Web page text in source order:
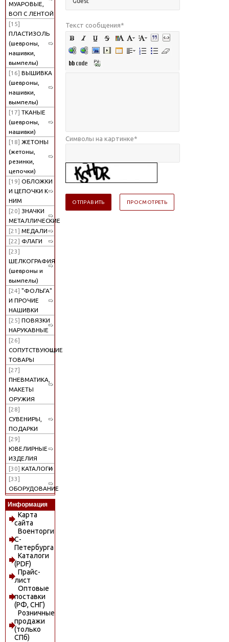
МУАРОВЫЕ,
ВОП С ЛЕНТОЙ
[15]
ПЛАСТИЗОЛЬ
(шевроны,
нашивки,
вымпелы)
[16] ВЫШИВКА
(шевроны,
нашивки,
вымпелы)
[17] ТКАНЫЕ
(шевроны,
нашивки)
[18] ЖЕТОНЫ
(жетоны,
резинки,
цепочки)
[19] ОБЛОЖКИ
И ЦЕПОЧКИ К
НИМ
[20] ЗНАЧКИ
МЕТАЛЛИЧЕСКИЕ
[21] МЕДАЛИ
[22] ФЛАГИ
[23]
ШЕЛКОГРАФИЯ
(шевроны и
вымпелы)
[24] "ФОЛЬГА"
И ПРОЧИЕ
НАШИВКИ
[25] ПОВЯЗКИ
НАРУКАВНЫЕ
[26]
СОПУТСТВУЮЩИЕ
ТОВАРЫ
[27]
ПНЕВМАТИКА,
МАКЕТЫ
ОРУЖИЯ
[28]
СУВЕНИРЫ,
ПОДАРКИ
[29]
ЮВЕЛИРНЫЕ
ИЗДЕЛИЯ
[30] КАТАЛОГИ
[33]
ОБОРУДОВАНИЕ
Информация
Карта
сайта
Военторги
С-
Петербурга
Каталоги
(PDF)
Прайс-
лист
Оптовые
поставки
(РФ, СНГ)
Розничные
продажи
(только
СПб)
Текст сообщения*
Символы на картинке*